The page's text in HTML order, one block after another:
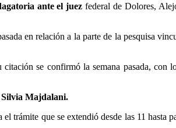
ante el juezfederal de Dolores,
en relación a la parte de la pesquisa
se confirmó la semana pasada, con
Silvia Majdalani.
trámite que se extendió desde las 11 hasta